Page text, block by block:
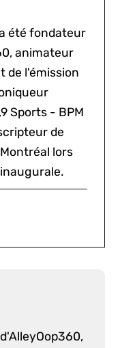
été fondateur
animateur
de l'émission
Sports - BPM
de
lors